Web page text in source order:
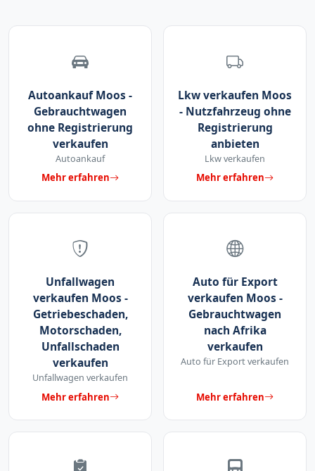
Autoankauf Moos -
Gebrauchtwagen
ohne Registrierung
verkaufen
Autoankauf
Mehr erfahren
Lkw verkaufen Moos
- Nutzfahrzeug ohne
Registrierung
anbieten
Lkw verkaufen
Mehr erfahren
Unfallwagen
verkaufen Moos -
Getriebeschaden,
Motorschaden,
Unfallschaden
verkaufen
Unfallwagen verkaufen
Mehr erfahren
Auto für Export
verkaufen Moos -
Gebrauchtwagen
nach Afrika
verkaufen
Auto für Export verkaufen
Mehr erfahren